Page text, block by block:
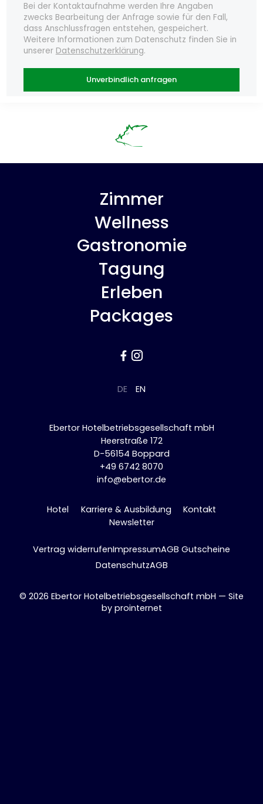
Zimmer
Wellness
Gastronomie
Tagung
Erleben
Packages
 
DE EN
Ebertor Hotelbetriebsgesellschaft mbH
Heerstraße 172
D-56154 Boppard
+49 6742 8070
info@ebertor.de
Hotel Karriere & Ausbildung
Kontakt
Newsletter
Vertrag widerrufenImpressumAGB Gutscheine
DatenschutzAGB
© 2026 Ebertor Hotelbetriebsgesellschaft mbH — Site
by prointernet
Bei der Kontaktaufnahme werden Ihre Angaben
zwecks Bearbeitung der Anfrage sowie für den Fall,
dass Anschlussfragen entstehen, gespeichert.
Weitere Informationen zum Datenschutz finden Sie in
unserer Datenschutzerklärung.
Unverbindlich anfragen